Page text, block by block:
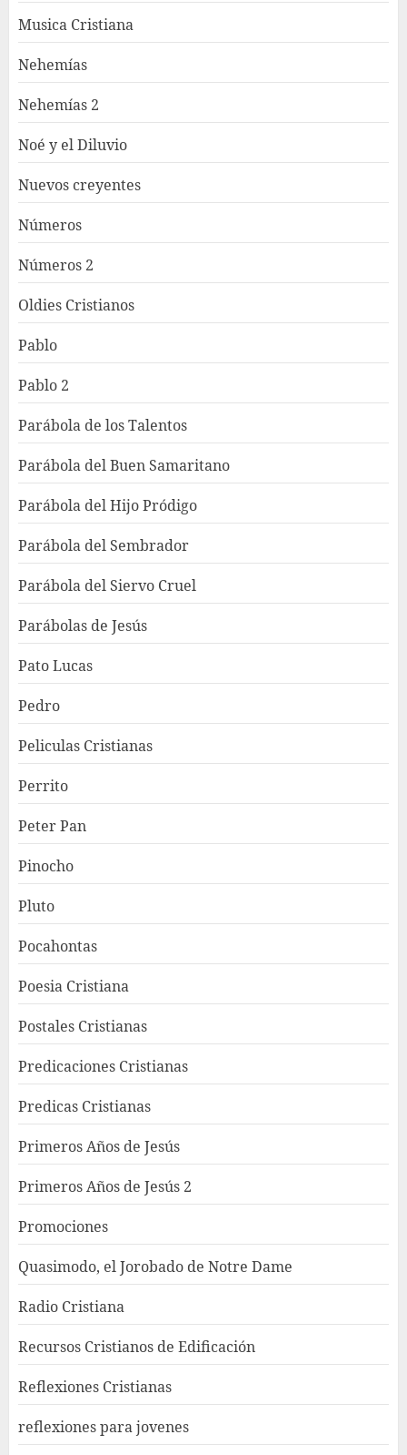
Musica Cristiana
Nehemías
Nehemías 2
Noé y el Diluvio
Nuevos creyentes
Números
Números 2
Oldies Cristianos
Pablo
Pablo 2
Parábola de los Talentos
Parábola del Buen Samaritano
Parábola del Hijo Pródigo
Parábola del Sembrador
Parábola del Siervo Cruel
Parábolas de Jesús
Pato Lucas
Pedro
Peliculas Cristianas
Perrito
Peter Pan
Pinocho
Pluto
Pocahontas
Poesia Cristiana
Postales Cristianas
Predicaciones Cristianas
Predicas Cristianas
Primeros Años de Jesús
Primeros Años de Jesús 2
Promociones
Quasimodo, el Jorobado de Notre Dame
Radio Cristiana
Recursos Cristianos de Edificación
Reflexiones Cristianas
reflexiones para jovenes